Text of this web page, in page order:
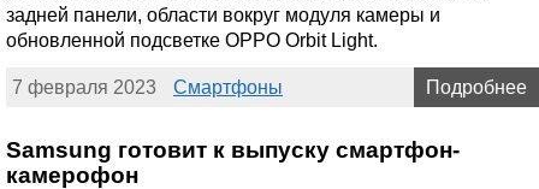
задней панели, области вокруг модуля камеры и
обновленной подсветке OPPO Orbit Light.
7 февраля 2023 Смартфоны Подробнее
Samsung готовит к выпуску смартфон-
камерофон